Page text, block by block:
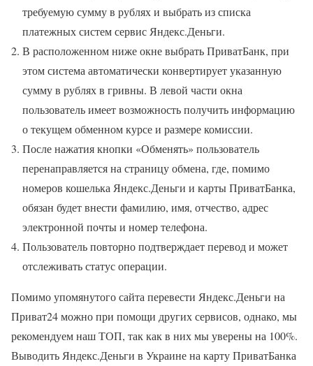
требуемую сумму в рублях и выбрать из списка
платежных систем сервис Яндекс.Деньги.
В расположенном ниже окне выбрать ПриватБанк, при
этом система автоматически конвертирует указанную
сумму в рублях в гривны. В левой части окна
пользователь имеет возможность получить информацию
о текущем обменном курсе и размере комиссии.
После нажатия кнопки «Обменять» пользователь
перенаправляется на страницу обмена, где, помимо
номеров кошелька Яндекс.Деньги и карты ПриватБанка,
обязан будет внести фамилию, имя, отчество, адрес
электронной почты и номер телефона.
Пользователь повторно подтверждает перевод и может
отслеживать статус операции.
Помимо упомянутого сайта перевести Яндекс.Деньги на
Приват24 можно при помощи других сервисов, однако, мы
рекомендуем наш ТОП, так как в них мы уверены на 100%.
Выводить Яндекс.Деньги в Украине на карту ПриватБанка